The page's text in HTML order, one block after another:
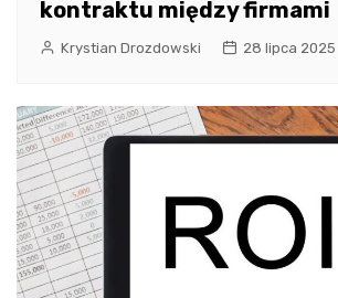
kontraktu między firmami
Krystian Drozdowski 28 lipca 2025